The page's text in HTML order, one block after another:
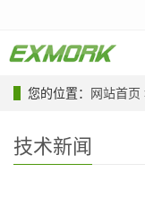
您的位置：
网站首页
技术新闻